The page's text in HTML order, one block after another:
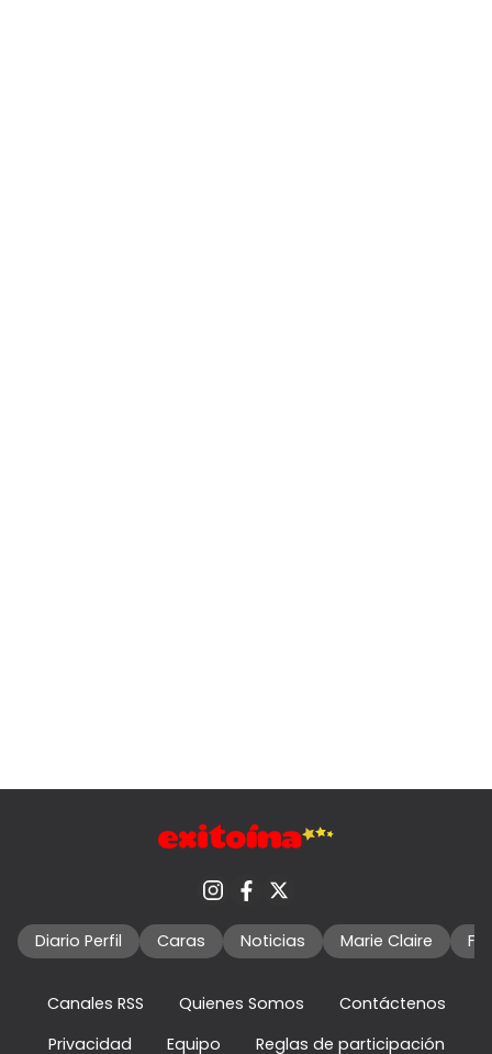
Diario Perfil Caras Noticias Marie Claire
Canales RSS Quienes Somos
Contáctenos
Privacidad
Equipo Reglas de participación